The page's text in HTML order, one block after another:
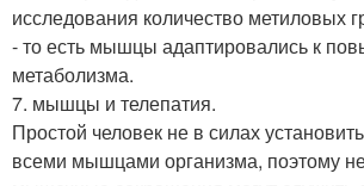
исследования количество метиловых
- то есть мышцы адаптировались к
метаболизма.
7. мышцы и телепатия.
Простой человек не в силах
всеми мышцами организма, поэтому